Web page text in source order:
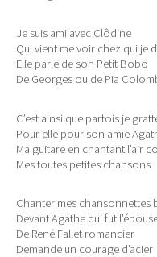
Je suis ami avec Clôdine
Qui vient me voir chez qui je
Elle parle de son Petit Bobo
De Georges ou de Pia
C’est ainsi que parfois je
Pour elle pour son amie
Ma guitare en chantant l’air
Mes toutes petites chansons
Chanter mes chansonnettes
Devant Agathe qui fut
De René Fallet romancier
Demande un courage d’acier